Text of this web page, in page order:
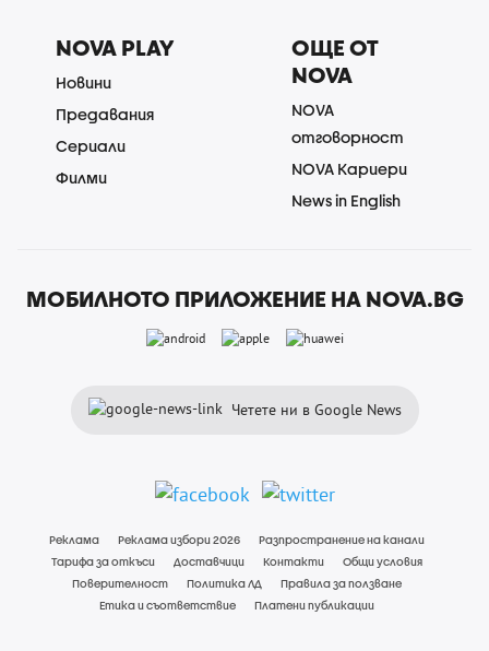
NOVA PLAY
Новини
Предавания
Сериали
Филми
ОЩЕ ОТ
NOVA
NOVA
отговорност
NOVA Кариери
News in English
МОБИЛНОТО ПРИЛОЖЕНИЕ НА NOVA.BG
Четете ни в Google News
Реклама Реклама избори 2026
Разпространение на канали
Тарифа за откъси
Доставчици Контакти
Общи условия
Поверителност
Политика ЛД
Правила за ползване
Етика и съответствие
Платени публикации